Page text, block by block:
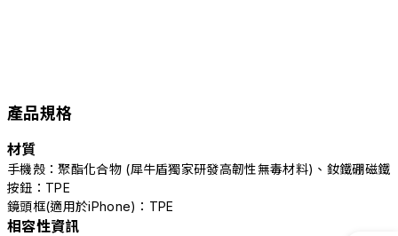
產品規格
材質
手機殼：聚酯化合物 (犀牛盾獨家研發高韌性無毒材料)、釹鐵硼磁鐵
按鈕：TPE
鏡頭框(適用於iPhone)：TPE
相容性資訊